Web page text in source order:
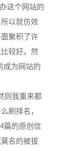
这个网站的
以就仿效
聚积了许
较好。然
成为网站的
则我重来都
刷排名，
篇的原创信
名的被拔